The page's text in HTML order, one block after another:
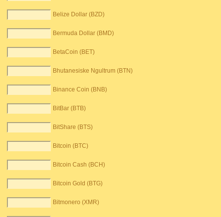
Belize Dollar (BZD)
Bermuda Dollar (BMD)
BetaCoin (BET)
Bhutanesiske Ngultrum (BTN)
Binance Coin (BNB)
BitBar (BTB)
BitShare (BTS)
Bitcoin (BTC)
Bitcoin Cash (BCH)
Bitcoin Gold (BTG)
Bitmonero (XMR)